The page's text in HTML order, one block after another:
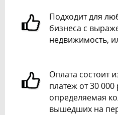
Подходит для
бизнеса с
недвижимость,
Оплата состоит
платеж от30 000
определяемая
вышедших на